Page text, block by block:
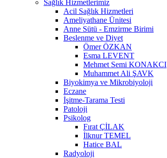
Sağlık Hizmetlerimiz
Acil Sağlık Hizmetleri
Ameliyathane Ünitesi
Anne Sütü - Emzirme Birimi
Beslenme ve Diyet
Ömer ÖZKAN
Esma LEVENT
Mehmet Semi KONAKCI
Muhammet Ali ŞAVK
Biyokimya ve Mikrobiyoloji
Eczane
İşitme-Tarama Testi
Patoloji
Psikolog
Fırat ÇİLAK
İlknur TEMEL
Hatice BAL
Radyoloji